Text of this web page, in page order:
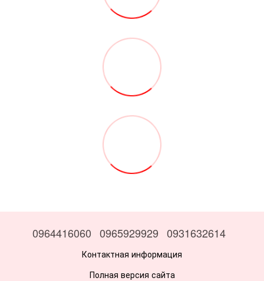
0964416060 0965929929 0931632614
Контактная информация
Полная версия сайта